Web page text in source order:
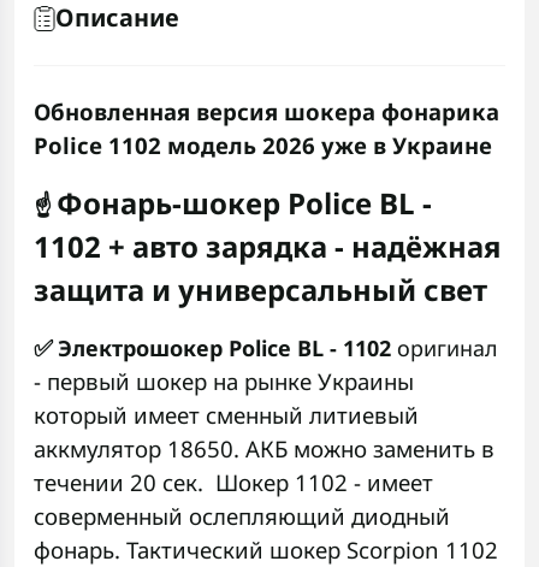
Описание
Обновленная версия шокера фонарика
Police 1102 модель 2026 уже в Украине
☝️ Фонарь-шокер Police BL -
1102 + авто зарядка - надёжная
защита и универсальный свет
✅ Электрошокер Police BL - 1102 оригинал
- первый шокер на рынке Украины
который имеет сменный литиевый
аккмулятор 18650. АКБ можно заменить в
течении 20 сек. Шокер 1102 - имеет
соверменный ослепляющий диодный
фонарь. Тактический шокер Scorpion 1102